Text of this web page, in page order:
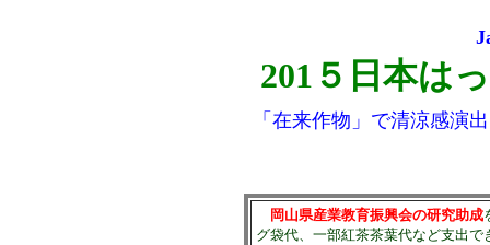
201５日本は
「在来作物 」で清涼感演出
岡山県産業教育振興会の研究助成
グ袋代、一部紅茶茶葉代など支出